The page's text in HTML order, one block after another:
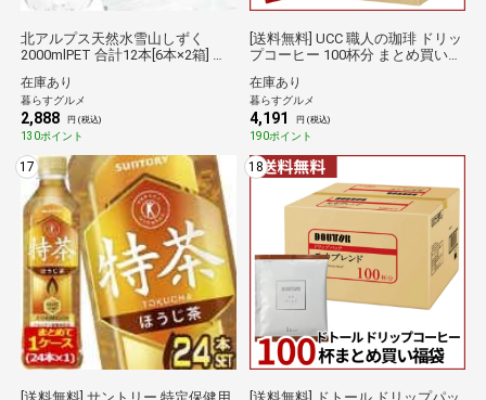
北アルプス天然水雪山しずく
2000mlPET 合計12本[6本×2箱] 【3
料】ゴールドパック倉庫C★
在庫あり
暮らすグルメ
2,888 円 (税込)
130ポイント
[送料無料] UCC 職人の珈琲 ドリッ
プコーヒー 100杯分 まとめ買い福
100P コーヒー(100杯分) 【3～4営
業日以内に出荷】コーヒー ホット
コーヒー アイスコーヒー（一杯抽
出型） ドリップバッグ レギュラ
ーコーヒー 倉庫C
在庫あり
暮らすグルメ
4,191 円 (税込)
190ポイント
17 18